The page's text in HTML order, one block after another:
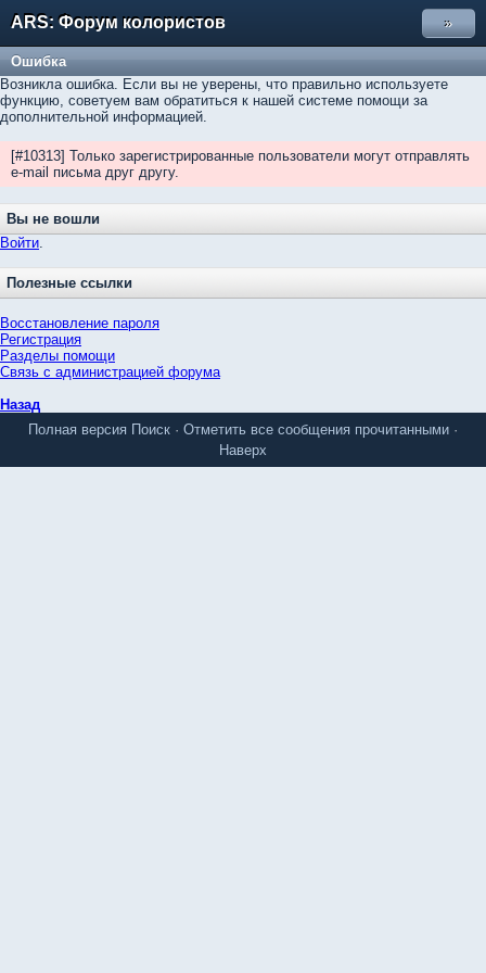
ARS: Форум колористов »
Ошибка
Возникла ошибка. Если вы не уверены, что правильно используете
функцию, советуем вам обратиться к нашей системе помощи за
дополнительной информацией.
[#10313] Только зарегистрированные пользователи могут отправлять
e-mail письма друг другу.
Вы не вошли
Войти.
Полезные ссылки
Восстановление пароля
Регистрация
Разделы помощи
Связь с администрацией форума
Назад
Полная версия Поиск · Отметить все сообщения прочитанными ·
Наверх